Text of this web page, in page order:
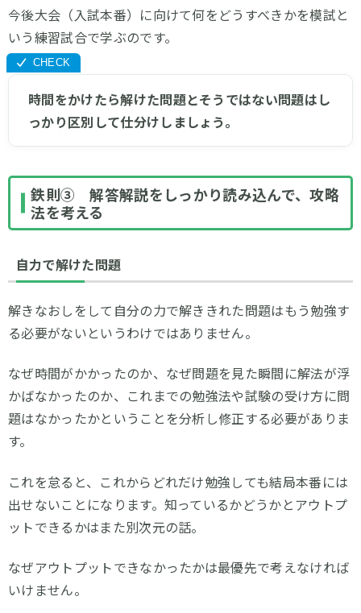
今後大会（入試本番）に向けて何をどうすべきかを模試と
いう練習試合で学ぶのです。
時間をかけたら解けた問題とそうではない問題はし
っかり区別して仕分けしましょう。
鉄則③ 解答解説をしっかり読み込んで、攻略
法を考える
自力で解けた問題
解きなおしをして自分の力で解ききれた問題はもう勉強す
る必要がないというわけではありません。
なぜ時間がかかったのか、なぜ問題を見た瞬間に解法が浮
かばなかったのか、これまでの勉強法や試験の受け方に問
題はなかったかということを分析し修正する必要がありま
す。
これを怠ると、これからどれだけ勉強しても結局本番には
出せないことになります。知っているかどうかとアウトプ
ットできるかはまた別次元の話。
なぜアウトプットできなかったかは最優先で考えなければ
いけません。